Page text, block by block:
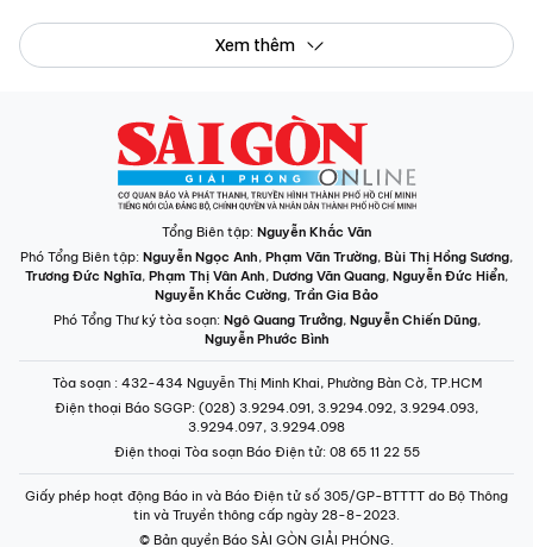
Tổng Biên tập:Nguyễn Khắc Văn
Phó Tổng Biên tập:Nguyễn Ngọc Anh,Phạm Văn Trường,Bùi Thị Hồng Sương
Phạm Thị Vân Anh,Dương Văn Quang
Nguyễn Khắc Cường
Trần Gia Bảo
Phó Tổng Thư ký tòa soạn:Ngô Quang Trưởng ,Nguyễn Chiến Dũng,
Nguyễn Phước Bình
: 432-434 Nguyễn Thị Minh Khai, Phường Bàn Cờ, TP.HCM
Điện thoại Báo SGGP: (028) 3.9294.091, 3.9294.092, 3.9294.093,
3.9294.097, 3.9294.098
Điện thoại Tòa soạn Báo Điện tử: 08 65 11 22 55
Giấy phép hoạt động Báo in và Báo Điện tử số 305/GP-BTTTT do Bộ Thông
tin và Truyền thông cấp ngày 28-8-2023.
© Bản quyền Báo SÀI GÒN GIẢI PHÓNG.